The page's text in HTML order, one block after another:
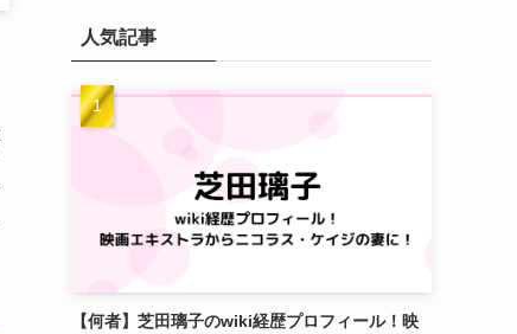
人気記事
【何者】芝田璃子のwiki経歴プロフィール！映